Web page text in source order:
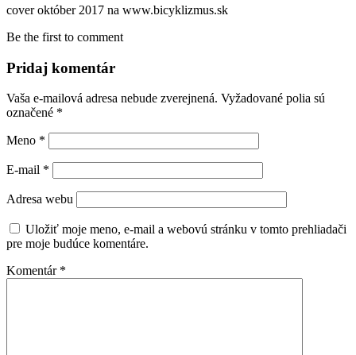
cover október 2017 na www.bicyklizmus.sk
Be the first to comment
Pridaj komentár
Vaša e-mailová adresa nebude zverejnená. Vyžadované polia sú
označené *
Meno *
E-mail *
Adresa webu
Uložiť moje meno, e-mail a webovú stránku v tomto prehliadači
pre moje budúce komentáre.
Komentár *